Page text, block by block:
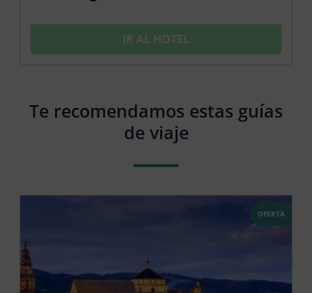
IR AL HOTEL
Te recomendamos estas guías
de viaje
OFERTA